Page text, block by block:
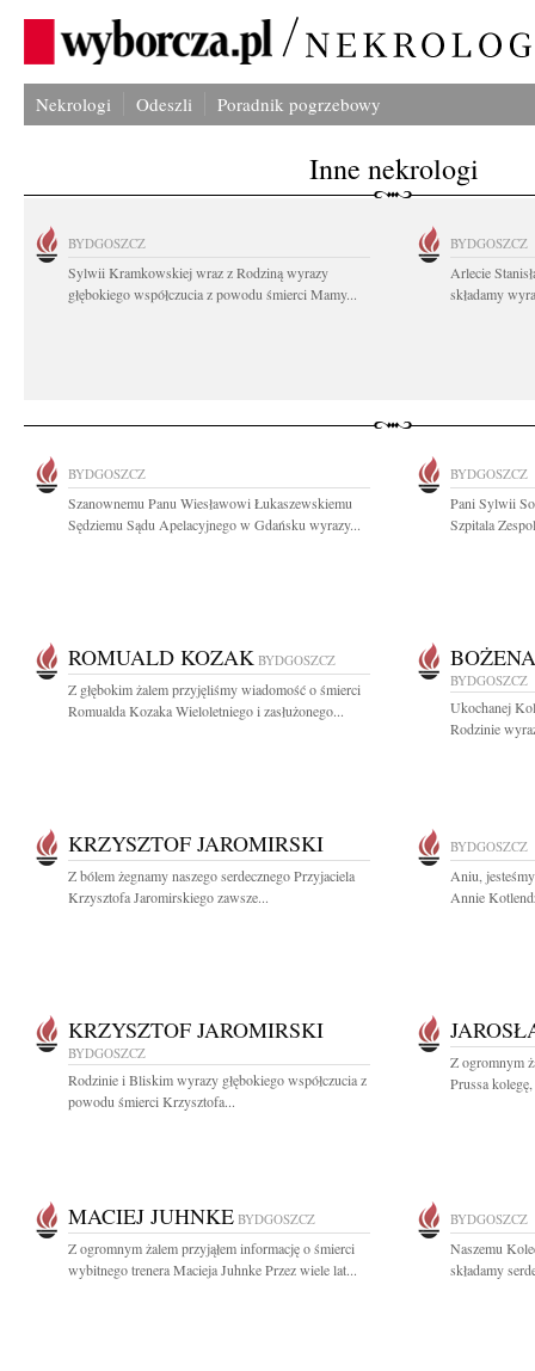
Nekrologi Odeszli Poradnik pogrzebowy
Inne nekrologi
BYDGOSZCZ
Sylwii Kramkowskiej wraz z Rodziną wyrazy
głębokiego współczucia z powodu śmierci Mamy...
BYDGOSZCZ
Arlecie
składamy
BYDGOSZCZ
Szanownemu Panu Wiesławowi Łukaszewskiemu
Sędziemu Sądu Apelacyjnego w Gdańsku wyrazy...
BYDGOSZCZ
Pani Sylwii
Szpitala
ROMUALD KOZAK BYDGOSZCZ
Z głębokim żalem przyjęliśmy wiadomość o śmierci
Romualda Kozaka Wieloletniego i zasłużonego...
BYDGOSZCZ
Ukochanej
Rodzinie
KRZYSZTOF JAROMIRSKI
Z bólem żegnamy naszego serdecznego Przyjaciela
Krzysztofa Jaromirskiego zawsze...
BYDGOSZCZ
Aniu,
Annie
KRZYSZTOF JAROMIRSKI
BYDGOSZCZ
Rodzinie i Bliskim wyrazy głębokiego współczucia z
powodu śmierci Krzysztofa...
Z ogromnym
Prussa
MACIEJ JUHNKE BYDGOSZCZ
Z ogromnym żalem przyjąłem informację o śmierci
wybitnego trenera Macieja Juhnke Przez wiele lat...
BYDGOSZCZ
Naszemu
składamy